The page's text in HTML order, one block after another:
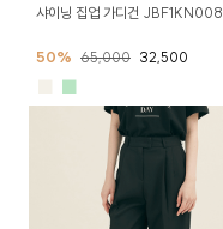
샤이닝 집업 가디건 JBF1KN008
50% 65,000 32,500
■